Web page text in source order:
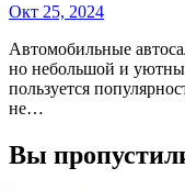
Окт 25, 2024
Автомобильные автосалоны становятся менее популярными,
но небольшой и
пользуется
не…
Вы